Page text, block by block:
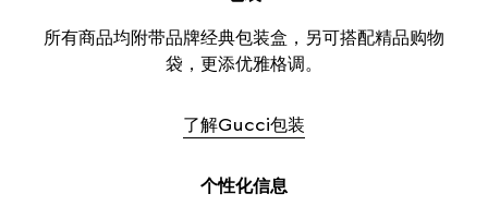
所有商品均附带品牌经典包装盒，另可搭配精品购物
袋，更添优雅格调。
了解Gucci包装
个性化信息